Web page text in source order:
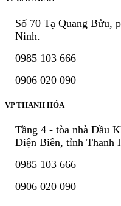
Số 70 Tạ Quang Bửu,
Ninh.
0985 103 666
0906 020 090
VP THANH HÓA
Tầng 4 - tòa nhà Dầu
Điện Biên, tỉnh Thanh
0985 103 666
0906 020 090